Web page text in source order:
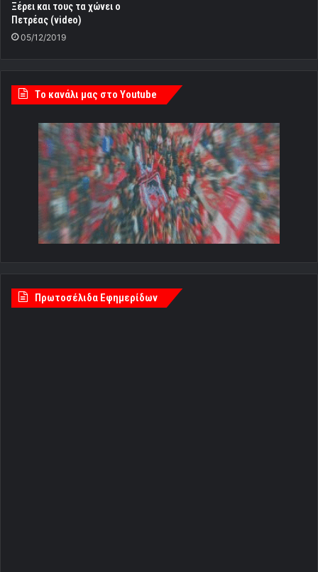
Ξέρει και τους τα χώνει ο
Πετρέας (video)
05/12/2019
Tο κανάλι μας στο Youtube
Πρωτοσέλιδα Εφημερίδων